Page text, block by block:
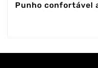
Punho confortável